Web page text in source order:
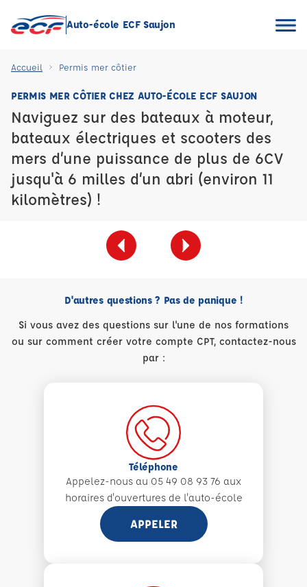
Auto-école ECF Saujon
Accueil Permis mer côtier
PERMIS MER CÔTIER CHEZ AUTO-ÉCOLE ECF SAUJON
Naviguez sur des bateaux à moteur,
bateaux électriques et scooters des
mers d’une puissance de plus de 6CV
jusqu'à 6 milles d’un abri (environ 11
kilomètres) !
D'autres questions ? Pas de panique !
Si vous avez des questions sur l'une de nos formations
ou sur comment créer votre compte CPT, contactez-nous
par :
Téléphone
Appelez-nous au 05 49 08 93 76 aux
horaires d'ouvertures de l'auto-école
APPELER